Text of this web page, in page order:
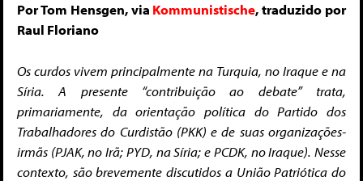
Por Tom Hensgen, via Kommunistische, traduzido por
Raul Floriano
Os curdos vivem principalmente na Turquia, no Iraque e na
Síria. A presente “contribuição ao debate” trata,
primariamente, da orientação política do Partido dos
Trabalhadores do Curdistão (PKK) e de suas organizações-
irmãs (PJAK, no Irã; PYD, na Síria; e PCDK, no Iraque). Nesse
contexto, são brevemente discutidos a União Patriótica do